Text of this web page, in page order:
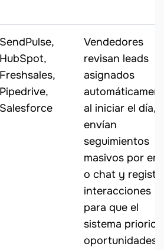
SendPulse,
HubSpot,
Freshsales,
Pipedrive,
Salesforce
Vendedores
revisan leads
asignados
al iniciar el día,
envían
seguimientos
masivos por
o chat y
interacciones
para que el
sistema priorice
oportunidades